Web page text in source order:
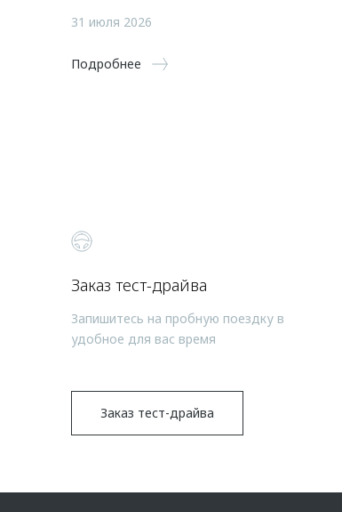
31 июля 2026
Подробнее
Заказ тест-драйва
Запишитесь на пробную поездку в
удобное для вас время
Заказ тест-драйва